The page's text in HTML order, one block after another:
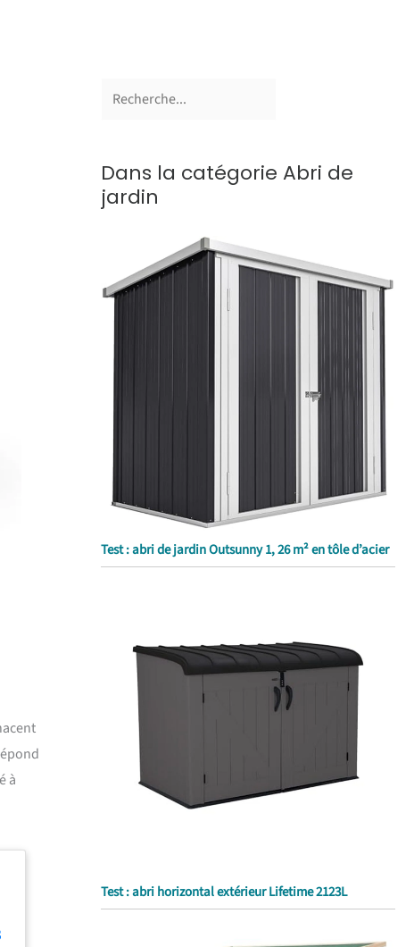
à
Dans la catégorie Abri de
jardin
Test : abri de jardin Outsunny 1, 26 m² en tôle d’acier
Test : abri horizontal extérieur Lifetime 2123L